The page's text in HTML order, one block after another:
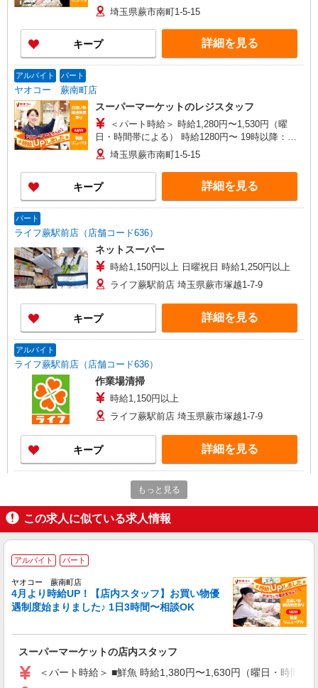
給1430円〜 ★土曜＋100円 ★日・祝＋100円 ※ア
ルバイトさんの時給や募集内容はお問い合わせく
ださい
埼玉県蕨市南町1-5-15
キープ 詳細を見る
アルバイト パート
ヤオコー 蕨南町店
スーパーマーケットのレジスタッフ
＜パート時給＞ 時給1,280円〜1,530円（曜
日・時間帯による） 時給1280円〜 19時以降：時
給1430円〜 ★土曜＋100円 ★日・祝＋100円 ※ア
ルバイトさんの時給や募集内容はお問い合わせく
ださい
埼玉県蕨市南町1-5-15
キープ 詳細を見る
パート
ライフ蕨駅前店（店舗コード636）
ネットスーパー
時給1,150円以上 日曜祝日 時給1,250円以上
ライフ蕨駅前店 埼玉県蕨市塚越1-7-9
キープ 詳細を見る
アルバイト
ライフ蕨駅前店（店舗コード636）
作業場清掃
時給1,150円以上
ライフ蕨駅前店 埼玉県蕨市塚越1-7-9
キープ 詳細を見る
ライフ蕨駅前店（店舗コード636）
惣菜
時給1,150円以上
キープ 詳細を見る
アルバイト
（早朝）荷受け・商品陳列
ライフ蕨駅前店 埼玉県蕨市塚越1-7-9
もっと見る
この求人に似ている求人情報
アルバイト パート
ヤオコー 蕨南町店
4月より時給UP！【店内スタッフ】お買い物優
遇制度始まりました♪ 1日3時間〜相談OK
スーパーマーケットの店内スタッフ
＜パート時給＞ ■鮮魚 時給1,380円〜1,630円（曜日・時間